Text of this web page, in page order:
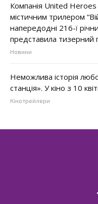
Компанія United
містичним трилером
напередодні 216-ї
представила тизерний
Новини
Неможлива історія
станція». У кіно з 10
Кінотрейлери